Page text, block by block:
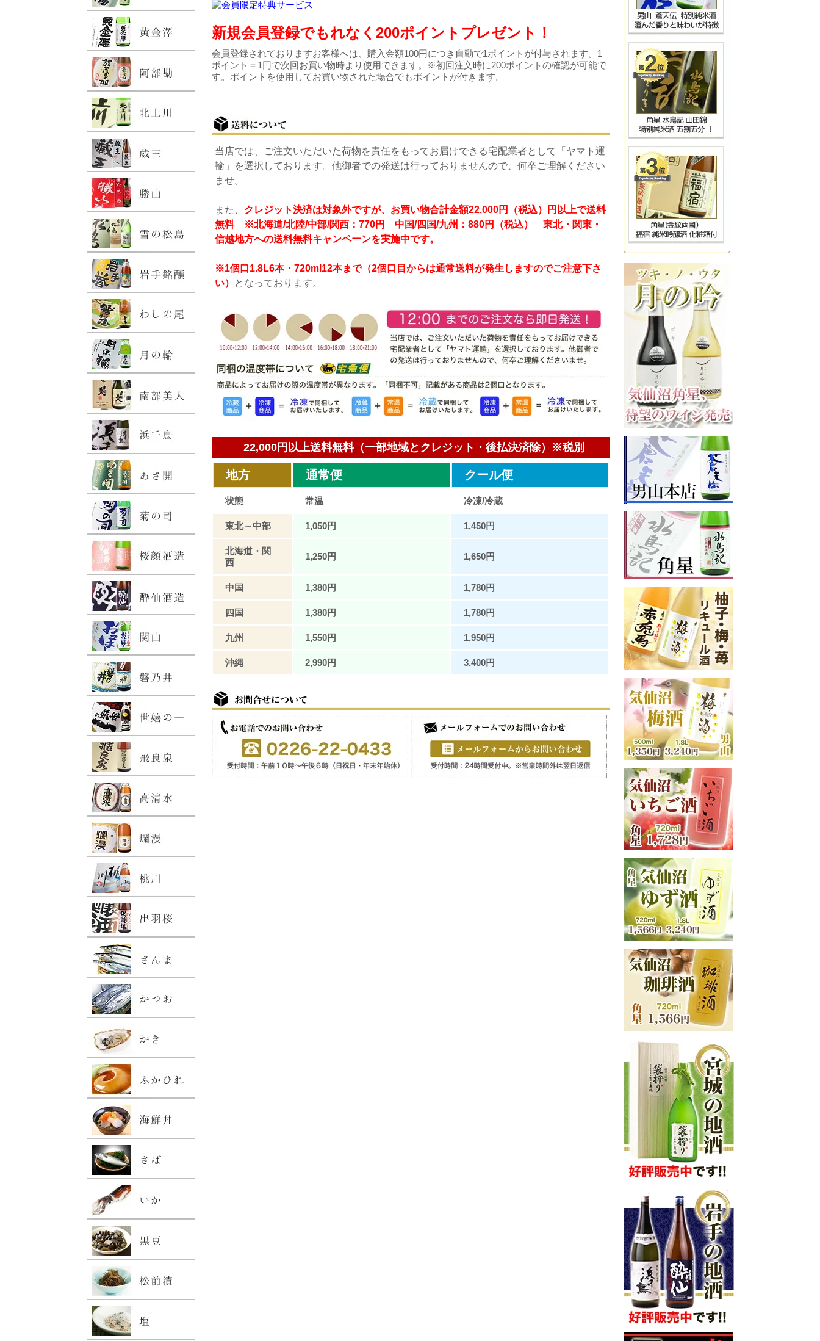
新規会員登録でもれなく200ポイントプレゼント！
会員登録されておりますお客様へは、購入金額100円につき自動で1ポイントが付与されます。1
ポイント＝1円で次回お買い物時より使用できます。※初回注文時に200ポイントの確認が可能で
す。ポイントを使用してお買い物された場合でもポイントが付きます。
当店では、ご注文いただいた荷物を責任をもってお届けできる宅配業者として「ヤマト運
輸」を選択しております。他御者での発送は行っておりませんので、何卒ご理解ください
ませ。
また、 クレジット決済は対象外ですが、お買い物合計金額22,000円（税込）円以上で送料
無料 ※北海道/北陸/中部/関西：770円 中国/四国/九州：880円（税込） 東北・関東・
信越地方への送料無料キャンペーンを実施中です。
※1個口1.8L6本・720ml12本まで（2個口目からは通常送料が発生しますのでご注意下さ
い）
となっております。
22,000円以上送料無料（一部地域とクレジット・後払決済除）※税別
地方 通常便 クール便
状態 常温 冷凍/冷蔵
東北～中部 1,050円 1,450円
北海道・関
西
1,250円 1,650円
中国 1,380円 1,780円
四国 1,380円 1,780円
九州 1,550円 1,950円
沖縄 2,990円 3,400円